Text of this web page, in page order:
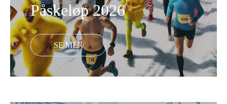
Påskeløp 2026